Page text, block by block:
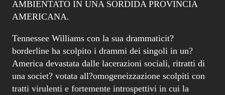
AMBIENTATO IN UNA SORDIDA PROVINCIA
AMERICANA.
Tennessee Williams con la sua drammaticit?
borderline ha scolpito i drammi dei singoli in un?
America devastata dalle lacerazioni sociali, ritratti di
una societ? votata all?omogeneizzazione scolpiti con
tratti virulenti e fortemente introspettivi in cui la